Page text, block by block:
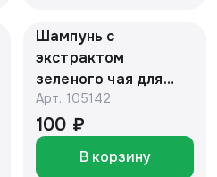
Шампунь с
экстрактом
зеленого чая для
нормальных волос
250мл "ФИТОСИЛА"
®
Арт. 105142
100 ₽
В корзину